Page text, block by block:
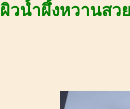
ผิวน้ำผึ้งหวานสว